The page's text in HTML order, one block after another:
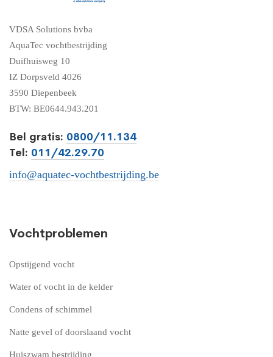
VDSA Solutions bvba
AquaTec vochtbestrijding
Duifhuisweg 10
IZ Dorpsveld 4026
3590 Diepenbeek
BTW: BE0644.943.201
Bel gratis: 0800/11.134
Tel: 011/42.29.70
info@aquatec-vochtbestrijding.be
Vochtproblemen
Opstijgend vocht
Water of vocht in de kelder
Condens of schimmel
Natte gevel of doorslaand vocht
Huiszwam bestrijding